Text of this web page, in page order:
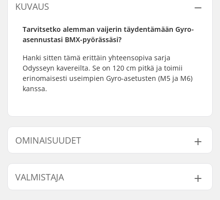
KUVAUS
Tarvitsetko alemman vaijerin täydentämään Gyro-
asennustasi BMX-pyörässäsi?
Hanki sitten tämä erittäin yhteensopiva sarja
Odysseyn kavereilta. Se on 120 cm pitkä ja toimii
erinomaisesti useimpien Gyro-asetusten (M5 ja M6)
kanssa.
OMINAISUUDET
Gyro yhteensopiva: Kyllä
VALMISTAJA